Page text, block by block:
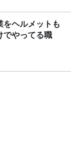
をヘルメットも
でやってる職